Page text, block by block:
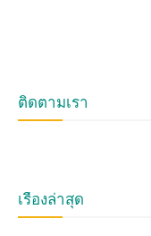
ติดตามเรา
เรื่องล่าสุด